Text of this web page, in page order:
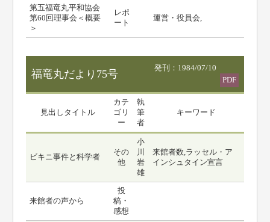
第五福竜丸平和協会
第60回理事会＜概要
＞
レポ
ート
運営・役員会,
福竜丸だより75号
発刊：1984/07/10
PDF
見出しタイトル
カテ
ゴリ
ー
執
筆
者
キーワード
ビキニ事件と科学者
その
他
小
川
岩
雄
来館者数,ラッセル・ア
インシュタイン宣言
来館者の声から
投
稿・
感想